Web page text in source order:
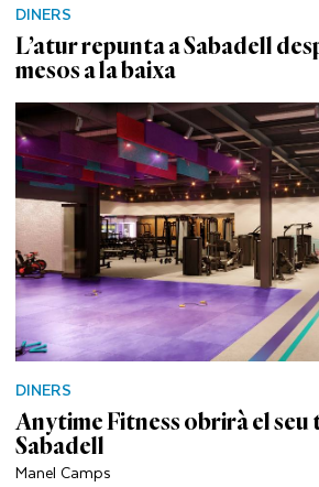
DINERS
L’atur repunta a Sabadell
mesos a la baixa
DINERS
Anytime Fitness obrirà el seu
Sabadell
Manel Camps